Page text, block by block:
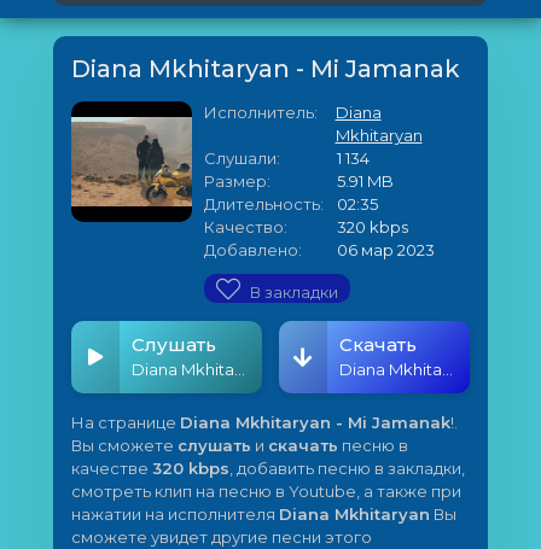
Diana Mkhitaryan - Mi Jamanak
Исполнитель:
Diana
Mkhitaryan
Слушали:
1 134
Размер:
5.91 MB
Длительность:
02:35
Качество:
320 kbps
Добавлено:
06 мар 2023
В закладки
Слушать Скачать
На странице Diana Mkhitaryan - Mi Jamanak!.
Вы сможете слушать и скачать песню в
качестве 320 kbps , добавить песню в закладки,
смотреть клип на песню в Youtube, а также при
нажатии на исполнителя Diana Mkhitaryan Вы
сможете увидет другие песни этого